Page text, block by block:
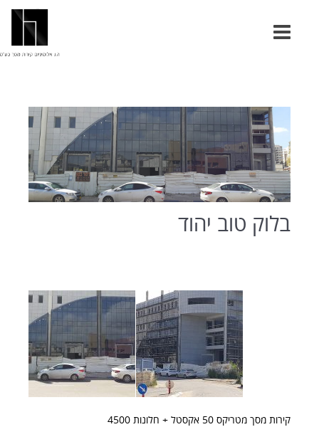
בלוק טוב יהוד
קירות מסך מטריקס 50 אקסטל + חלונות 4500